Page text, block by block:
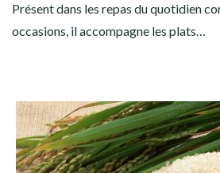
Présent dans les repas du quotidien
occasions, il accompagne les plats…